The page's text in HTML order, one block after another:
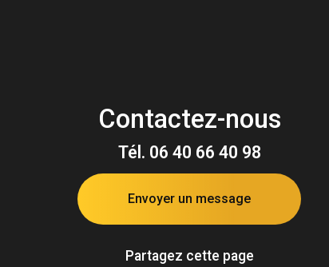
Contactez-nous
Tél. 06 40 66 40 98
Envoyer un message
Partagez cette page